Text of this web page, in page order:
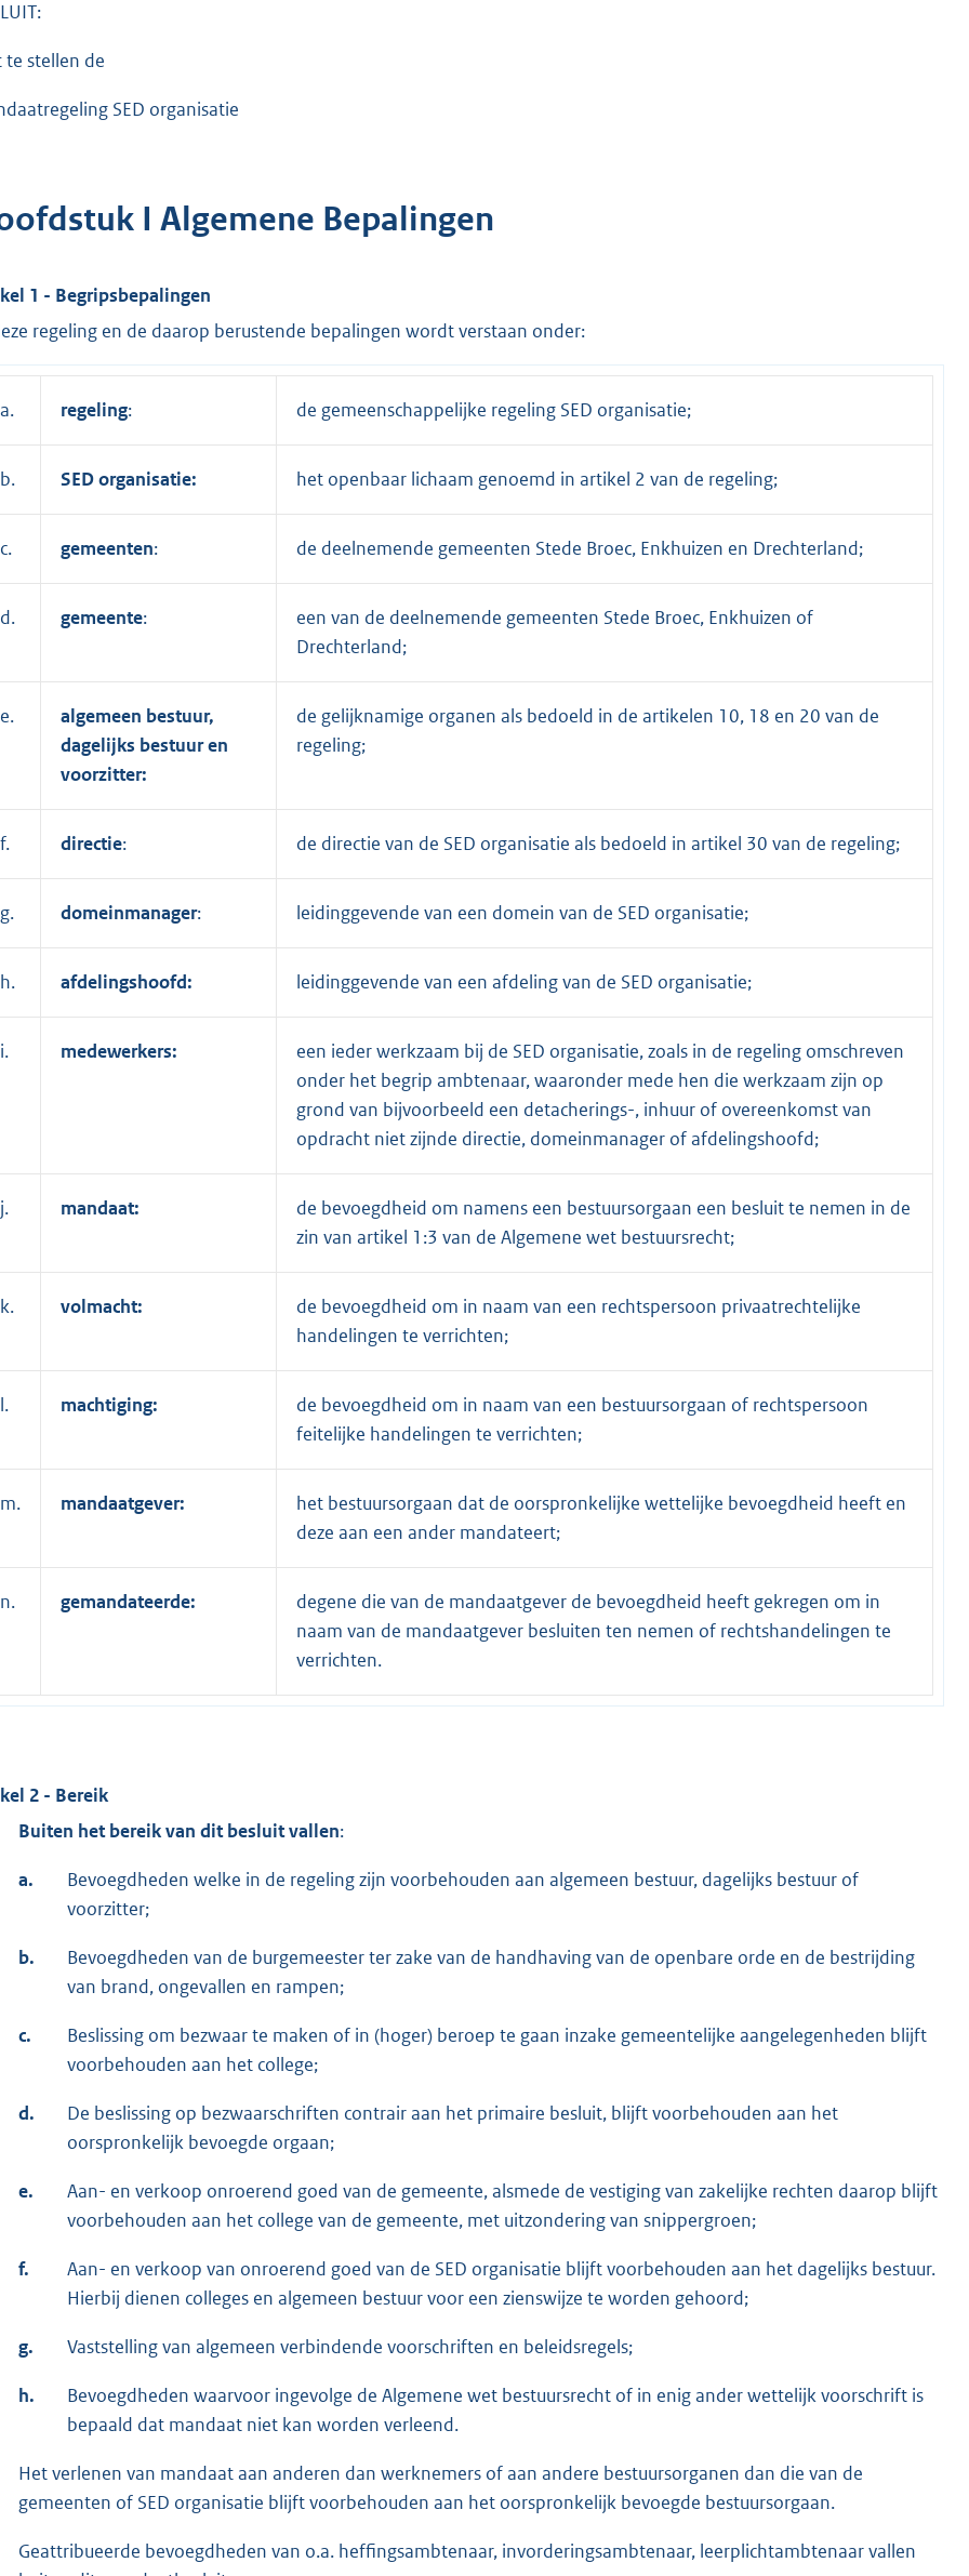
te stellen de
SED organisatie
I Algemene Bepalingen
1 - Begripsbepalingen
regeling en de daarop berustende bepalingen wordt verstaan onder:
a. regeling: de gemeenschappelijke regeling SED organisatie;
b. SED organisatie: het openbaar lichaam genoemd in artikel 2 van de regeling;
c. gemeenten: de deelnemende gemeenten Stede Broec, Enkhuizen en Drechterland;
d. gemeente:
een van de deelnemende gemeenten Stede Broec, Enkhuizen of
Drechterland;
e.
algemeen bestuur,
dagelijks bestuur en
voorzitter:
de gelijknamige organen als bedoeld in de artikelen 10, 18 en 20 van de
regeling;
f. directie: de directie van de SED organisatie als bedoeld in artikel 30 van de regeling;
g. domeinmanager: leidinggevende van een domein van de SED organisatie;
h. afdelingshoofd: leidinggevende van een afdeling van de SED organisatie;
i. medewerkers:
een ieder werkzaam bij de SED organisatie, zoals in de regeling omschreven
onder het begrip ambtenaar, waaronder mede hen die werkzaam zijn op
grond van bijvoorbeeld een detacherings-, inhuur of overeenkomst van
opdracht niet zijnde directie, domeinmanager of afdelingshoofd;
j. mandaat:
de bevoegdheid om namens een bestuursorgaan een besluit te nemen in de
zin van artikel 1:3 van de Algemene wet bestuursrecht;
k. volmacht:
de bevoegdheid om in naam van een rechtspersoon privaatrechtelijke
handelingen te verrichten;
l. machtiging:
de bevoegdheid om in naam van een bestuursorgaan of rechtspersoon
feitelijke handelingen te verrichten;
m. mandaatgever:
het bestuursorgaan dat de oorspronkelijke wettelijke bevoegdheid heeft en
deze aan een ander mandateert;
n. gemandateerde:
degene die van de mandaatgever de bevoegdheid heeft gekregen om in
naam van de mandaatgever besluiten ten nemen of rechtshandelingen te
verrichten.
2 - Bereik
Buiten het bereik van dit besluit vallen:
a.
Bevoegdheden welke in de regeling zijn voorbehouden aan algemeen bestuur, dagelijks bestuur of
voorzitter;
b.
Bevoegdheden van de burgemeester ter zake van de handhaving van de openbare orde en de bestrijding
van brand, ongevallen en rampen;
c.
Beslissing om bezwaar te maken of in (hoger) beroep te gaan inzake gemeentelijke aangelegenheden blijft
voorbehouden aan het college;
d.
De beslissing op bezwaarschriften contrair aan het primaire besluit, blijft voorbehouden aan het
oorspronkelijk bevoegde orgaan;
e.
Aan- en verkoop onroerend goed van de gemeente, alsmede de vestiging van zakelijke rechten daarop blijft
voorbehouden aan het college van de gemeente, met uitzondering van snippergroen;
f.
Aan- en verkoop van onroerend goed van de SED organisatie blijft voorbehouden aan het dagelijks bestuur.
Hierbij dienen colleges en algemeen bestuur voor een zienswijze te worden gehoord;
g. Vaststelling van algemeen verbindende voorschriften en beleidsregels;
h.
Bevoegdheden waarvoor ingevolge de Algemene wet bestuursrecht of in enig ander wettelijk voorschrift is
bepaald dat mandaat niet kan worden verleend.
Het verlenen van mandaat aan anderen dan werknemers of aan andere bestuursorganen dan die van de
gemeenten of SED organisatie blijft voorbehouden aan het oorspronkelijk bevoegde bestuursorgaan.
Geattribueerde bevoegdheden van o.a. heffingsambtenaar, invorderingsambtenaar, leerplichtambtenaar vallen